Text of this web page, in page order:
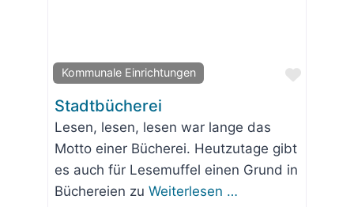
Kommunale Einrichtungen
Favorit
Stadtbücherei
Lesen, lesen, lesen war lange das
Motto einer Bücherei. Heutzutage gibt
es auch für Lesemuffel einen Grund in
Büchereien zu Weiterlesen …